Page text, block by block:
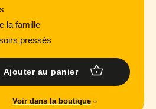
la famille
pressés
Ajouter au panier
Voir dans la boutique